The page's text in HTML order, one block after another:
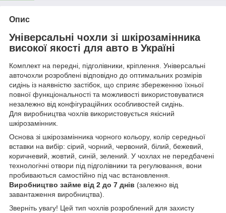
Опис
Універсальні чохли зі шкірозамінника
високої якості для авто в Україні
Комплект на передні, підголівники, кріплення. Універсальні
авточохли розроблені відповідно до оптимальних розмірів
сидінь із наявністю застібок, що сприяє збереженню їхньої
повної функціональності та можливості використовуватися
незалежно від конфігураційних особливостей сидінь.
Для виробництва чохлів використовується якісний
шкірозамінник.
Основа зі шкірозамінника чорного кольору, колір середньої
вставки на вибір: сірий, чорний, червоний, білий, бежевий,
коричневий, жовтий, синій, зелений. У чохлах не передбачені
технологічні отвори під підголівники та регулювання, вони
пробиваються самостійно під час встановлення.
Виробництво займе від 2 до 7 днів (залежно від
завантаження виробництва).
Зверніть увагу! Цей тип чохлів розроблений для захисту